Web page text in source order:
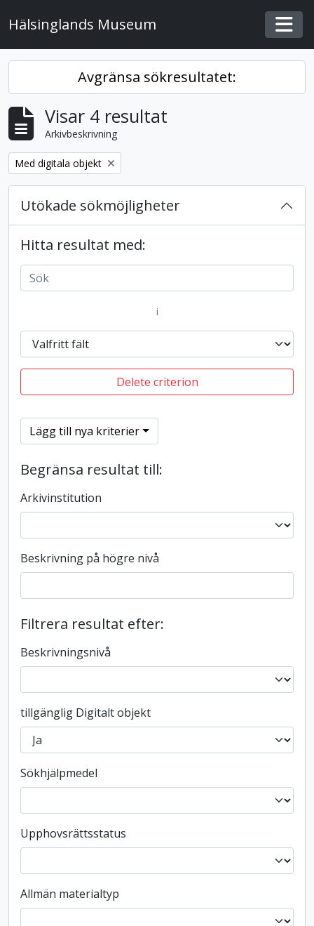
Hälsinglands Museum
Avgränsa sökresultatet:
Visar 4 resultat
Arkivbeskrivning
Remove filter:
Med digitala objekt
Utökade sökmöjligheter
Hitta resultat med:
i
Delete criterion
Lägg till nya kriterier
Begränsa resultat till:
Arkivinstitution
Beskrivning på högre nivå
Filtrera resultat efter:
Beskrivningsnivå
tillgänglig Digitalt objekt
Sökhjälpmedel
Upphovsrättsstatus
Allmän materialtyp